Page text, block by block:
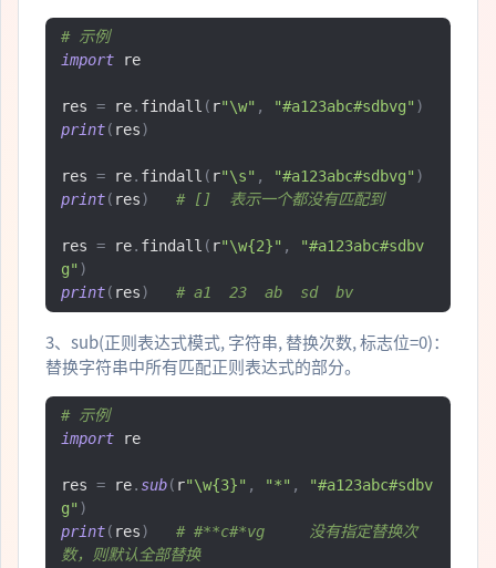
# 示例
import re
res = re. findall ( r"\w" , "#a123abc#sdbvg" )
print( res)
res = re. findall ( r"\s" , "#a123abc#sdbvg" )
print( res) # []  表示一个都没有匹配到
res = re. findall ( r"\w{2}" ,
"#a123abc#sdbv
g" )
print( res) # a1  23  ab  sd  bv
3、sub(正则表达式模式, 字符串, 替换次数, 标志位=0)：
替换字符串中所有匹配正则表达式的部分。
# 示例
import re
res = re. sub( r"\w{3}" , "*" ,
"#a123abc#sdbv
g" )
print( res)
# #**c#*vg     没有指定替换次
数，则默认全部替换